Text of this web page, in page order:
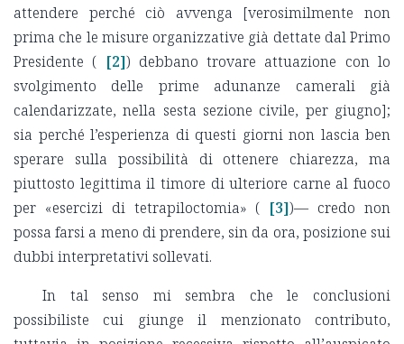
attendere perché ciò avvenga [verosimilmente non
prima che le misure organizzative già dettate dal Primo
Presidente ( [2]) debbano trovare attuazione con lo
svolgimento delle prime adunanze camerali già
calendarizzate, nella sesta sezione civile, per giugno];
sia perché l’esperienza di questi giorni non lascia ben
sperare sulla possibilità di ottenere chiarezza, ma
piuttosto legittima il timore di ulteriore carne al fuoco
per «esercizi di tetrapiloctomia» ( [3])— credo non
possa farsi a meno di prendere, sin da ora, posizione sui
dubbi interpretativi sollevati.
In tal senso mi sembra che le conclusioni
possibiliste cui giunge il menzionato contributo,